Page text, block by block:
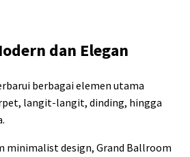
dan Elegan
berbagai elemen utama
langit-langit, dinding, hingga
minimalist design, Grand Ballroom